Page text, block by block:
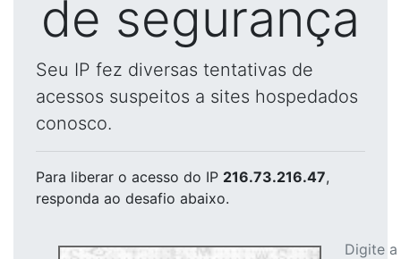
de segurança
Seu IP fez diversas tentativas de
acessos suspeitos a sites hospedados
conosco.
Para liberar o acesso do IP 216.73.216.47,
responda ao desafio abaixo.
Digite